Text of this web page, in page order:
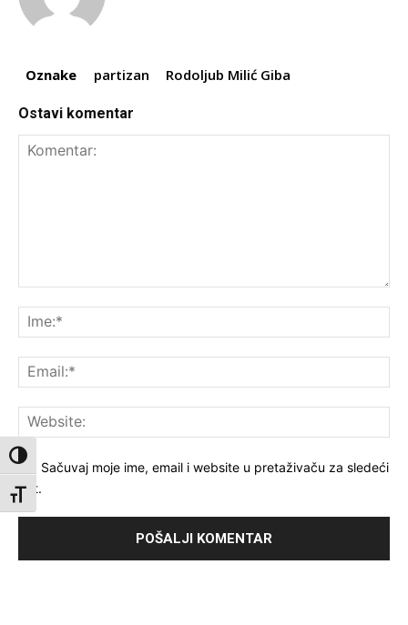
Toggle High Contrast
Toggle Font size
Oznake partizan Rodoljub Milić Giba
Ostavi komentar
Sačuvaj moje ime, email i website u pretaživaču za sledeći
put.